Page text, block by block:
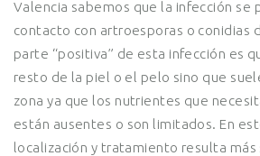
Valencia sabemos que la infección se
contacto con artroesporas o conidias
parte “positiva” de esta infección es
resto de la piel o el pelo sino que
zona ya que los nutrientes que
están ausentes o son limitados. En
localización y tratamiento resulta más